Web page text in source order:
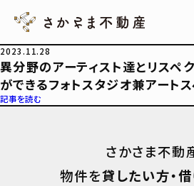
2023.11.28
異分野のアーティスト達とリスペ
ができるフォトスタジオ兼アート
記事を読む
さかさま不動
物件を貸したい方・